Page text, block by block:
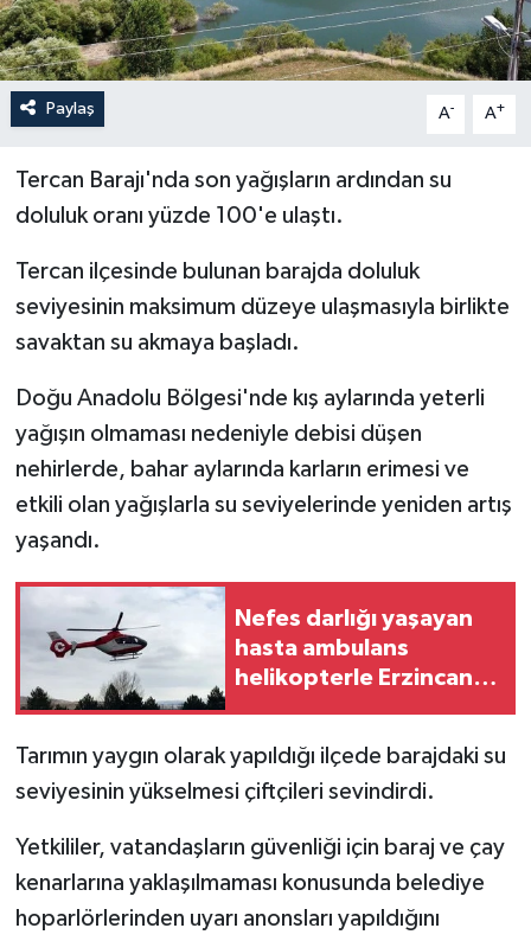
Paylaş A- A+
Tercan Barajı'nda son yağışların ardından su
doluluk oranı yüzde 100'e ulaştı.
Tercan ilçesinde bulunan barajda doluluk
seviyesinin maksimum düzeye ulaşmasıyla birlikte
savaktan su akmaya başladı.
Doğu Anadolu Bölgesi'nde kış aylarında yeterli
yağışın olmaması nedeniyle debisi düşen
nehirlerde, bahar aylarında karların erimesi ve
etkili olan yağışlarla su seviyelerinde yeniden artış
yaşandı.
Nefes darlığı yaşayan
hasta ambulans
helikopterle Erzincan'a
Tarımın yaygın olarak yapıldığı ilçede barajdaki su
seviyesinin yükselmesi çiftçileri sevindirdi.
Yetkililer, vatandaşların güvenliği için baraj ve çay
kenarlarına yaklaşılmaması konusunda belediye
hoparlörlerinden uyarı anonsları yapıldığını